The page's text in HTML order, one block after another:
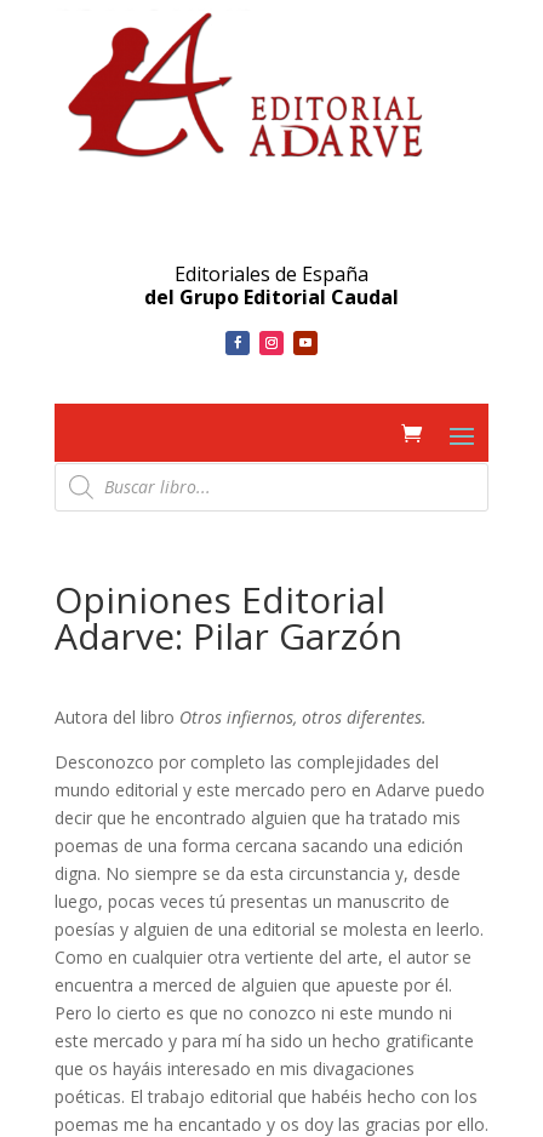
Editoriales de España
del Grupo Editorial Caudal
Búsqueda
de
productos
Opiniones Editorial
Adarve: Pilar Garzón
Autora del libro Otros infiernos, otros diferentes.
Desconozco por completo las complejidades del
mundo editorial y este mercado pero en Adarve puedo
decir que he encontrado alguien que ha tratado mis
poemas de una forma cercana sacando una edición
digna. No siempre se da esta circunstancia y, desde
luego, pocas veces tú presentas un manuscrito de
poesías y alguien de una editorial se molesta en leerlo.
Como en cualquier otra vertiente del arte, el autor se
encuentra a merced de alguien que apueste por él.
Pero lo cierto es que no conozco ni este mundo ni
este mercado y para mí ha sido un hecho gratificante
que os hayáis interesado en mis divagaciones
poéticas. El trabajo editorial que habéis hecho con los
poemas me ha encantado y os doy las gracias por ello.